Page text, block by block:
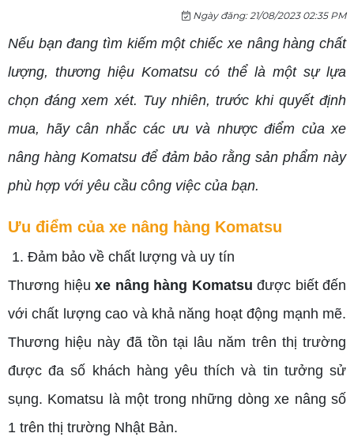
Ngày đăng: 21/08/2023 02:35 PM
Nếu bạn đang tìm kiếm một chiếc xe nâng hàng chất
lượng, thương hiệu Komatsu có thể là một sự lựa
chọn đáng xem xét. Tuy nhiên, trước khi quyết định
mua, hãy cân nhắc các ưu và nhược điểm của xe
nâng hàng Komatsu để đảm bảo rằng sản phẩm này
phù hợp với yêu cầu công việc của bạn.
Ưu điểm của xe nâng hàng Komatsu
1. Đảm bảo về chất lượng và uy tín
Thương hiệu xe nâng hàng Komatsu được biết đến
với chất lượng cao và khả năng hoạt động mạnh mẽ.
Thương hiệu này đã tồn tại lâu năm trên thị trường
được đa số khách hàng yêu thích và tin tưởng sử
sụng. Komatsu là một trong những dòng xe nâng số
1 trên thị trường Nhật Bản.